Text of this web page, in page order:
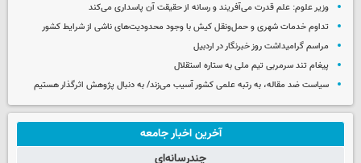
وزیر علوم: علم قدرت می‌آفریند و رسانه از حقیقت آن پاسداری می‌کند
تداوم خدمات شهری و حمل‌ونقل کیش با وجود محدودیت‌های ناشی از شرایط کشور
مراسم گرامیداشت روز خبرنگار در اردبیل
پیغام تند سرمربی تیم ملی به ستاره استقلال
سیاست ضد مقاله، به رتبه علمی کشور آسیب می‌زند/ به دنبال پژوهش اثرگذار هستیم
آخرین اخبار جامعه
چندرسانه‌ای